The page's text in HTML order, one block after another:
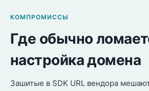
КОМПРОМИССЫ
Где обычно
настройка домена
Зашитые в SDK URL вендора